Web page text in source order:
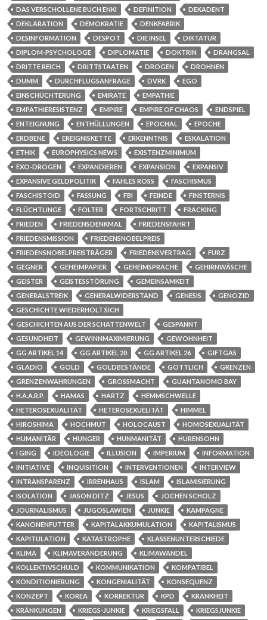
DAS VERSCHOLLENE BUCH ENKI
DEFINITION
DEKADENT
DEKLARATION
DEMOKRATIE
DENKFABRIK
DESINFORMATION
DESPOT DIE INSEL
DIKTATUR
DIPLOM-PSYCHOLOGE
DIPLOMATIE DOKTRIN
DRANGSAL
DRITTE REICH
DRITTSTAATEN DROGEN
DROHNEN
DUMM
DURCHFLUGSANFRAGE DVRK
EGO
EINSCHÜCHTERUNG
EMIRATE
EMPATHIE
EMPATHIERESISTENZ
EMPIRE EMPIRE OF CHAOS
ENDSPIEL
ENTEIGNUNG
ENTHÜLLUNGEN EPOCHAL
EPOCHE
ERDBENE
EREIGNISKETTE ERKENNTNIS
ESKALATION
ETHIK
EUROPHYSICS NEWS
EXISTENZMINIMUM
EXO-DROGEN
EXPANDIEREN EXPANSION
EXPANSIV
EXPANSIVE GELDPOLITIK
FAHLES ROSS
FASCHISMUS
FASCHISTOID
FASSUNG FBI FEINDE
FINSTERNIS
FLÜCHTLINGE
FOLTER FORTSCHRITT
FRACKING
FRIEDEN
FRIEDENSDENKMAL
FRIEDENSFAHRT
FRIEDENSMISSION
FRIEDENSNOBELPREIS
FRIEDENSNOBELPREISTRÄGER
FRIEDENSVERTRAG
FURZ
GEGNER
GEHEIMPAPIER GEHEIMSPRACHE
GEHIRNWÄSCHE
GEISTER
GEISTESSTÖRUNG
GEMEINSAMKEIT
GENERALSTREIK
GENERALWIDERSTAND GENESIS
GENOZID
GESCHICHTE WIEDERHOLT SICH
GESCHICHTEN AUS DER SCHATTENWELT
GESPANNT
GESUNDHEIT
GEWINNMAXIMIERUNG
GEWOHNHEIT
GG ARTIKEL 14
GG ARTIKEL 20 GG ARTIKEL 26
GIFTGAS
GLADIO
GOLD GOLDBESTÄNDE GÖTTLICH
GRENZEN
GRENZENWAHRUNGEN
GROSSMACHT
GUANTANOMO BAY
H.A.A.R.P.
HAMAS HARTZ
HEMMSCHWELLE
HETEROSEXUALITÄT
HETEROSEXUELITÄT
HIMMEL
HIROSHIMA
HOCHMUT HOLOCAUST
HOMOSEXUALITÄT
HUMANITÄR
HUNGER HUNMANITÄT
HURENSOHN
I GING
IDEOLOGIE ILLUSION IMPERIUM
INFORMATION
INITIATIVE
INQUISITION INTERVENTIONEN
INTERVIEW
INTRANSPARENZ
IRRENHAUS ISLAM
ISLAMISIERUNG
ISOLATION
JASON DITZ JESUS
JOCHEN SCHOLZ
JOURNALISMUS
JUGOSLAWIEN JUNKIE
KAMPAGNE
KANONENFUTTER
KAPITALAKKUMULATION
KAPITALISMUS
KAPITULATION
KATASTROPHE
KLASSENUNTERSCHIEDE
KLIMA
KLIMAVERÄNDERUNG
KLIMAWANDEL
KOLLEKTIVSCHULD
KOMMUNIKATION
KOMPATIBEL
KONDITIONIERUNG
KONGENIALITÄT
KONSEQUENZ
KONZEPT
KOREA KORREKTUR KPD
KRANKHEIT
KRÄNKUNGEN
KRIEGS-JUNKIE KRIEGSFALL
KRIEGSJUNKIE